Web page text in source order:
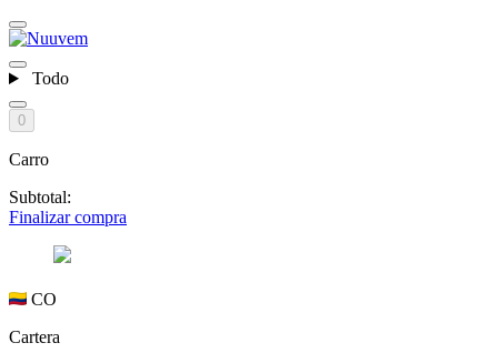
Todo
0
Carro
Subtotal:
Finalizar compra
CO
Cartera